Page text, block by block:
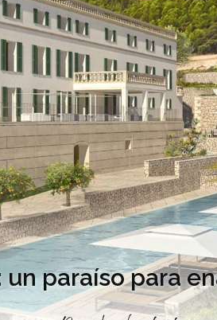
un paraíso para